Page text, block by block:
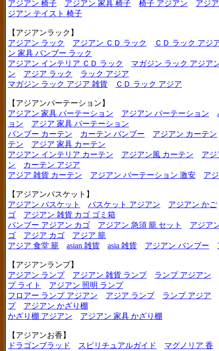
アジアン 椅子 アジアン 家具 椅子 椅子 アジアン
アジ
ジアン テイスト 椅子
【アジアンラック】
アジアン ラック
アジアン ＣＤ ラック
ＣＤ ラック アジ
ン 家具 バンブー ラック
アジアン インテリア ＣＤ ラック
マガジン ラック アジア
ン
アジア ラック
ラック アジア
マガジン ラック アジア 雑貨
ＣＤ ラック アジア
【アジアンパーテーション】
アジアン 家具 パーテーション
アジアン パーテーション
ョン
アジア 家具 パーテーション
バンブー カーテン
カーテン バンブー
アジアン カーテン
テン
アジア 家具 カーテン
アジアン インテリア カーテン
アジアン風 カーテン
アジ
ン
カーテン アジア
アジア 雑貨 カーテン
アジアン パーテーション 激安 ア
【アジアンバスケット】
アジアン バスケット
バスケット アジアン
アジアン かご
ゴ
アジアン 雑貨 カゴ ゴミ箱
バンブー アジアン カゴ
アジアン 急須 籠 セット
アジア
ゴ
アジア カゴ
アジア 籠
アジア 食堂 籠
asian 雑貨 asia 雑貨 アジアン バンブー
【アジアンランプ】
アジアン ランプ
アジアン 雑貨 ランプ
ランプ アジアン
プ ライト
アジアン 照明 ランプ
フロアー ランプ アジアン
アジア ランプ
ランプ アジア
プ
アジアン かざり棚
かざり棚 アジアン
アジアン 家具 かざり棚
【アジアンお香】
ドラゴンブラッド
スピリチュアルガイド
マグノリア 香